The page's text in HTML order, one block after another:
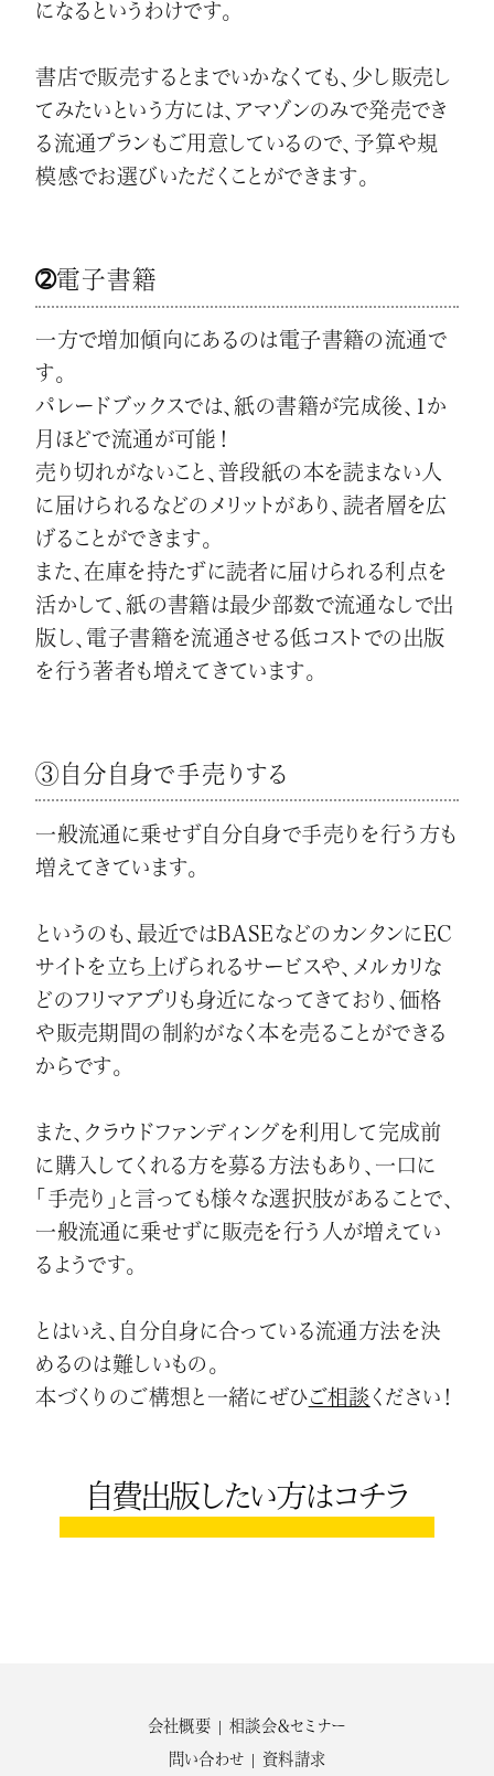
になるというわけです。
書店で販売するとまでいかなくても、少し販売し
てみたいという方には、アマゾンのみで発売でき
る流通プランもご用意しているので、予算や規
模感でお選びいただくことができます。
➁電子書籍
一方で増加傾向にあるのは電子書籍の流通で
す。
パレードブックスでは、紙の書籍が完成後、1か
月ほどで流通が可能！
売り切れがないこと、普段紙の本を読まない人
に届けられるなどのメリットがあり、読者層を広
げることができます。
また、在庫を持たずに読者に届けられる利点を
活かして、紙の書籍は最少部数で流通なしで出
版し、電子書籍を流通させる低コストでの出版
を行う著者も増えてきています。
③自分自身で手売りする
一般流通に乗せず自分自身で手売りを行う方も
増えてきています。
というのも、最近ではBASEなどのカンタンにEC
サイトを立ち上げられるサービスや、メルカリな
どのフリマアプリも身近になってきており、価格
や販売期間の制約がなく本を売ることができる
からです。
また、クラウドファンディングを利用して完成前
に購入してくれる方を募る方法もあり、一口に
「手売り」と言っても様々な選択肢があることで、
一般流通に乗せずに販売を行う人が増えてい
るようです。
とはいえ、自分自身に合っている流通方法を決
めるのは難しいもの。
本づくりのご構想と一緒にぜひご相談 ください！
自費出版したい方はコチラ
会社概要 相談会＆セミナー
問い合わせ 資料請求